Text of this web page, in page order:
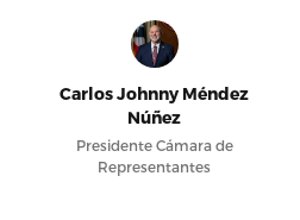
Carlos Johnny Méndez
Núñez
Presidente Cámara de
Representantes